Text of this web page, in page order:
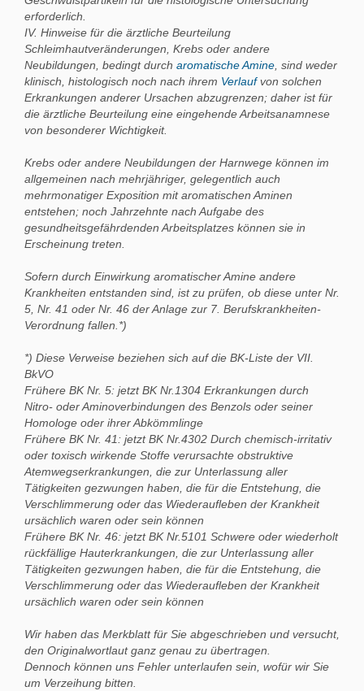
erforderlich.
IV. Hinweise für die ärztliche Beurteilung
Schleimhautveränderungen, Krebs oder andere
Neubildungen, bedingt durch aromatische Amine , sind weder
klinisch, histologisch noch nach ihrem Verlaufvon solchen
Erkrankungen anderer Ursachen abzugrenzen; daher ist für
die ärztliche Beurteilung eine eingehende Arbeitsanamnese
von besonderer Wichtigkeit.
Krebs oder andere Neubildungen der Harnwege können im
allgemeinen nach mehrjähriger, gelegentlich auch
mehrmonatiger Exposition mit aromatischen Aminen
entstehen; noch Jahrzehnte nach Aufgabe des
gesundheitsgefährdenden Arbeitsplatzes können sie in
Erscheinung treten.
Sofern durch Einwirkung aromatischer Amine andere
Krankheiten entstanden sind, ist zu prüfen, ob diese unter Nr.
5, Nr. 41 oder Nr. 46 der Anlage zur 7. Berufskrankheiten-
Verordnung fallen.*)
*) Diese Verweise beziehen sich auf die BK-Liste der VII.
BkVO
Frühere BK Nr. 5: jetzt BK Nr.1304 Erkrankungen durch
Nitro- oder Aminoverbindungen des Benzols oder seiner
Homologe oder ihrer Abkömmlinge
Frühere BK Nr. 41: jetzt BK Nr.4302 Durch chemisch-irritativ
oder toxisch wirkende Stoffe verursachte obstruktive
Atemwegserkrankungen, die zur Unterlassung aller
Tätigkeiten gezwungen haben, die für die Entstehung, die
Verschlimmerung oder das Wiederaufleben der Krankheit
ursächlich waren oder sein können
Frühere BK Nr. 46: jetzt BK Nr.5101 Schwere oder wiederholt
rückfällige Hauterkrankungen, die zur Unterlassung aller
Tätigkeiten gezwungen haben, die für die Entstehung, die
Verschlimmerung oder das Wiederaufleben der Krankheit
ursächlich waren oder sein können
Wir haben das Merkblatt für Sie abgeschrieben und versucht,
den Originalwortlaut ganz genau zu übertragen.
Dennoch können uns Fehler unterlaufen sein, wofür wir Sie
um Verzeihung bitten.